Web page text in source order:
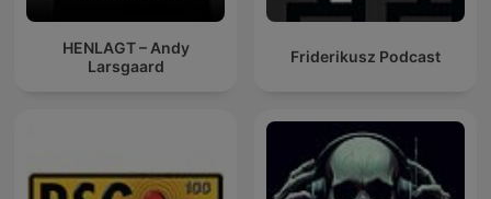
HENLAGT – Andy
Larsgaard
Friderikusz Podcast